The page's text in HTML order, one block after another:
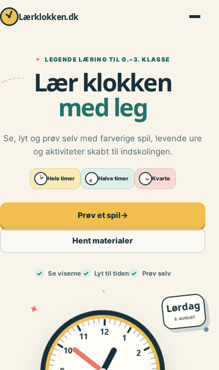
Lærklokken.dk
✦ LEGENDE LÆRING TIL 0.–3. KLASSE
Lær klokken
med leg
Se, lyt og prøv selv med farverige spil, levende ure
og aktiviteter skabt til indskolingen.
Hele timer Halve timer Kvarte
Prøv et spil→
Hent materialer
✓ Se viserne ✓ Lyt til tiden ✓ Prøv selv
Lørdag
8. AUGUST
1
2
10
11 12
✦
●